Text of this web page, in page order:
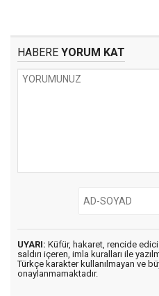
HABERE YORUM KAT
UYARI: Küfür, hakaret, rencide
saldırı içeren, imla kuralları ile
Türkçe karakter kullanılmayan ve
onaylanmamaktadır.